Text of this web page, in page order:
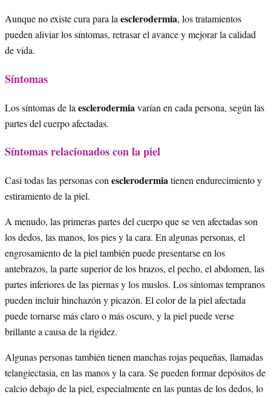
Aunque no existe cura para la esclerodermia, los tratamientos
pueden aliviar los síntomas, retrasar el avance y mejorar la calidad
de vida.
Síntomas
Los síntomas de la esclerodermia varían en cada persona, según las
partes del cuerpo afectadas.
Síntomas relacionados con la piel
Casi todas las personas conesclerodermiatienen endurecimiento y
estiramiento de la piel.
A menudo, las primeras partes del cuerpo que se ven afectadas son
los dedos, las manos, los pies y la cara. En algunas personas, el
engrosamiento de la piel también puede presentarse en los
antebrazos, la parte superior de los brazos, el pecho, el abdomen, las
partes inferiores de las piernas y los muslos. Los síntomas tempranos
pueden incluir hinchazón y picazón. El color de la piel afectada
puede tornarse más claro o más oscuro, y la piel puede verse
brillante a causa de la rigidez.
Algunas personas también tienen manchas rojas pequeñas, llamadas
telangiectasia, en las manos y la cara. Se pueden formar depósitos de
calcio debajo de la piel, especialmente en las puntas de los dedos, lo